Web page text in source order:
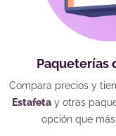
Paqueterías
Compara precios y
Estafetay otras
opción que